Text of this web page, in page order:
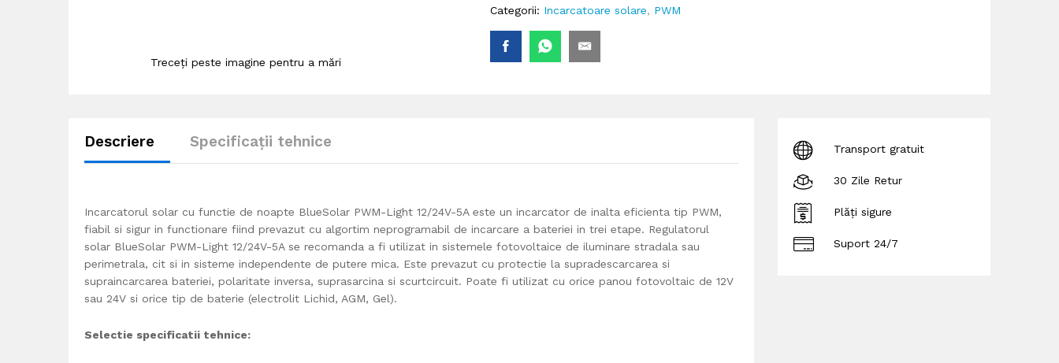
Treceți peste imagine pentru a mări
Categorii: Incarcatoare solare, PWM
Descriere Specificații tehnice
Incarcatorul solar cu functie de noapte BlueSolar PWM-Light 12/24V-5A este un incarcator de inalta eficienta tip PWM,
fiabil si sigur in functionare fiind prevazut cu algortim neprogramabil de incarcare a bateriei in trei etape. Regulatorul
solar BlueSolar PWM-Light 12/24V-5A se recomanda a fi utilizat in sistemele fotovoltaice de iluminare stradala sau
perimetrala, cit si in sisteme independente de putere mica. Este prevazut cu protectie la supradescarcarea si
supraincarcarea bateriei, polaritate inversa, suprasarcina si scurtcircuit. Poate fi utilizat cu orice panou fotovoltaic de 12V
sau 24V si orice tip de baterie (electrolit Lichid, AGM, Gel).
Selectie specificatii tehnice:
Transport gratuit
30 Zile Retur
Plăți sigure
Suport 24/7